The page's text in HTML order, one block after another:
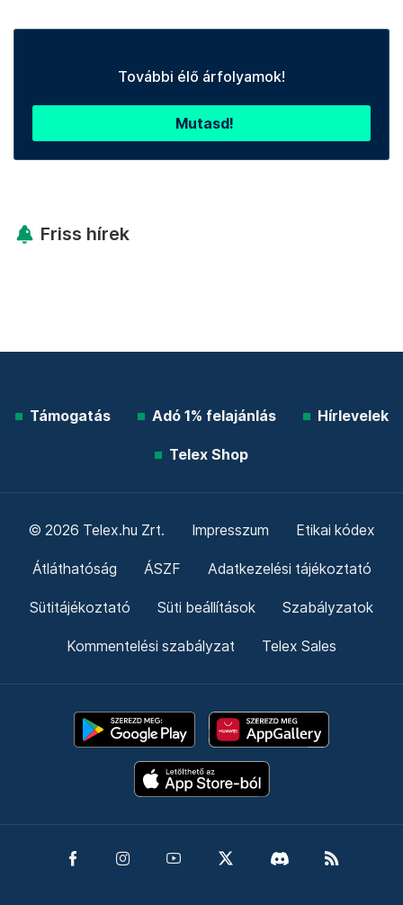
További élő árfolyamok!
Mutasd!
Friss hírek
Támogatás Adó 1% felajánlás Hírlevelek
Telex Shop
© 2026 Telex.hu Zrt. Impresszum Etikai kódex
Átláthatóság ÁSZF Adatkezelési tájékoztató
Sütitájékoztató Süti beállítások Szabályzatok
Kommentelési szabályzat Telex Sales